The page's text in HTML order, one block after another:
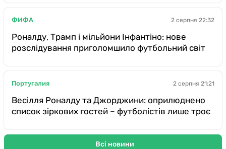
ФИФА 2 серпня 22:32
Роналду, Трамп і мільйони Інфантіно: нове
розслідування приголомшило футбольний світ
Португалия 2 серпня 21:21
Весілля Роналду та Джорджини: оприлюднено
список зіркових гостей – футболістів лише троє
Всі новини